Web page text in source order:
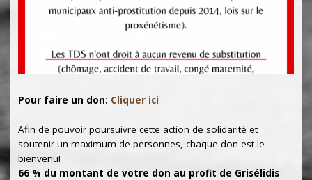
Pour faire un don: Cliquer ici
Afin de pouvoir poursuivre cette action de solidarité et
soutenir un maximum de personnes, chaque don est le
bienvenu!
66 % du montant de votre don au profit de Grisélidis